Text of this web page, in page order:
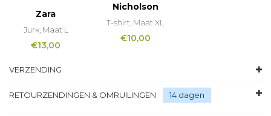
Zara
Jurk, Maat L
€13,00
Nicholson
T-shirt, Maat XL
€10,00
VERZENDING
RETOURZENDINGEN & OMRUILINGEN 14 dagen